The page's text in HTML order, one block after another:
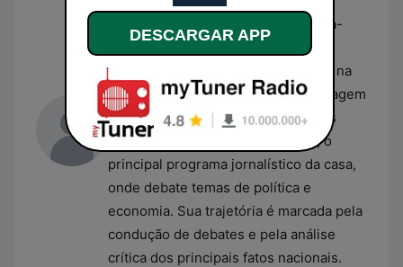
é jornalista e diretora-
executiva da Rádio Bandeirantes,
exercendo papel de liderança tanto na
gestão da redação quanto na ancoragem
da emissora. Atualmente, é uma das
vozes principais do
Jornal Gente, o
principal programa jornalístico da casa,
onde debate temas de política e
economia. Sua trajetória é marcada pela
condução de debates e pela análise
crítica dos principais fatos nacionais.
DESCARGAR APP